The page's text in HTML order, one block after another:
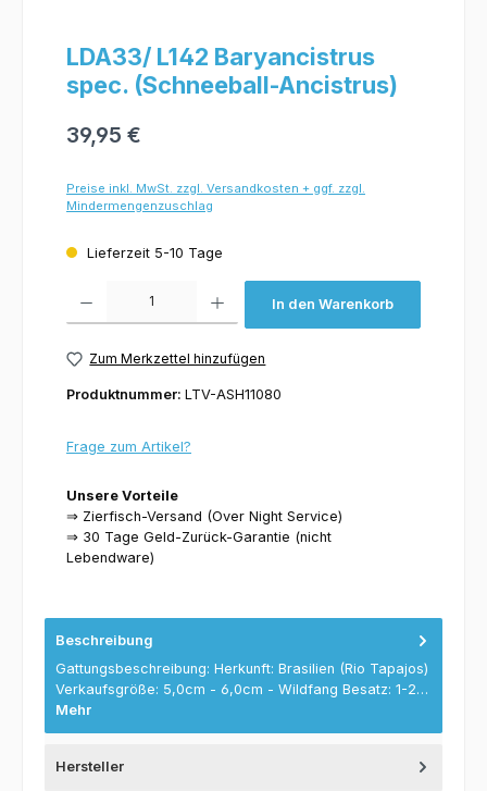
LDA33/ L142 Baryancistrus
spec. (Schneeball-Ancistrus)
39,95 €
Preise inkl. MwSt. zzgl. Versandkosten + ggf. zzgl.
Mindermengenzuschlag
Lieferzeit 5-10 Tage
In den Warenkorb
Zum Merkzettel hinzufügen
Produktnummer: LTV-ASH11080
Frage zum Artikel?
Unsere Vorteile
⇒ Zierfisch-Versand (Over Night Service)
⇒ 30 Tage Geld-Zurück-Garantie (nicht
Lebendware)
Beschreibung
Gattungsbeschreibung: Herkunft: Brasilien (Rio Tapajos)
Verkaufsgröße: 5,0cm - 6,0cm - Wildfang Besatz: 1-2…
Mehr
Hersteller